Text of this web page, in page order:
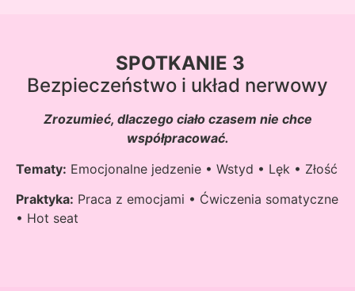
SPOTKANIE 3
Bezpieczeństwo i układ nerwowy
Zrozumieć, dlaczego ciało czasem nie chce
współpracować.
Tematy: Emocjonalne jedzenie • Wstyd • Lęk • Złość
Praktyka: Praca z emocjami • Ćwiczenia somatyczne
• Hot seat